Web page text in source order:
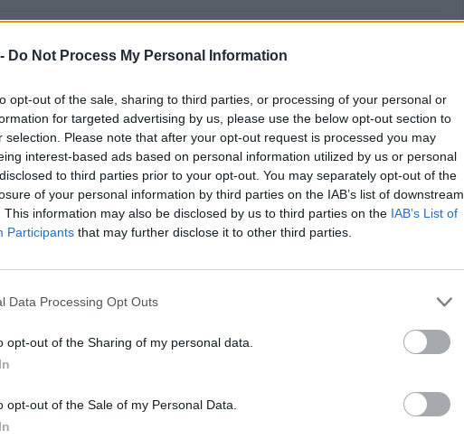
Do Not Process My Personal Information
opt-out of the sale, sharing to third parties, or processing of your personal or
for targeted advertising by us, please use the below opt-out section to
selection. Please note that after your opt-out request is processed you may
interest-based ads based on personal information utilized by us or personal
to third parties prior to your opt-out. You may separately opt-out of the
of your personal information by third parties on the IAB’s list of downstream
This information may also be disclosed by us to third parties on the IAB’s List of
Participants that may further disclose it to other third parties.
Data Processing Opt Outs
opt-out of the Sharing of my personal data.
opt-out of the Sale of my Personal Data.
€ 690.888
Fatturato per dipendente
pubblici per un totale di 282.115 euro (2020–2023).
ai sensi della decisione
SA 101076)
agenzia delle entrate 2.000 euro
a seguito della crisi
19 [con mo
agenzia delle entrate 2.129 euro